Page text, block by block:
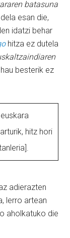
batasuna
esan die,
idatzi behar
hitza ez dutela
besterik ez
hitz hori
adierazten
lerro artean
aholkatuko die